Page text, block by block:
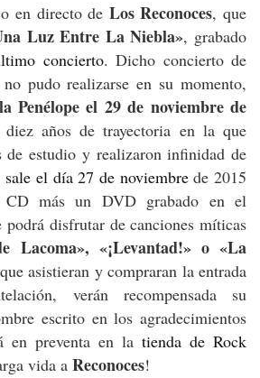
en directo de Los Reconoces, que
Luz Entre La Niebla», grabado
concierto. Dicho concierto de
pudo realizarse en su momento,
Penélope el 29 de noviembre de
años de trayectoria en la que
de estudio y realizaron infinidad de
el día 27 de noviembrede 2015
más un DVD grabado en el
disfrutar de canciones míticas
Lacoma», «¡Levantad!» o «La
asistieran y compraran la entrada
verán recompensada su
escrito en los agradecimientos
preventa en la tienda de Rock
vida a Reconoces!